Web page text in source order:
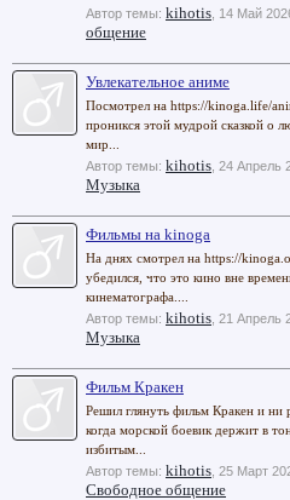
Автор темы: kihotis 14 Май
общение
Увлекательное аниме
Посмотрел на https://kinoga.life/
проникся этой мудрой сказкой о
мир...
Автор темы: kihotis 24 Апрель
Музыка
Фильмы на kinoga
На днях смотрел на https://
убедился, что это кино вне
кинематографа....
Автор темы: kihotis 21 Апрель
Музыка
Фильм Кракен
Решил глянуть фильм Кракен и ни
когда морской боевик держит в
избитым...
Автор темы: kihotis 25 Март
Свободное общение